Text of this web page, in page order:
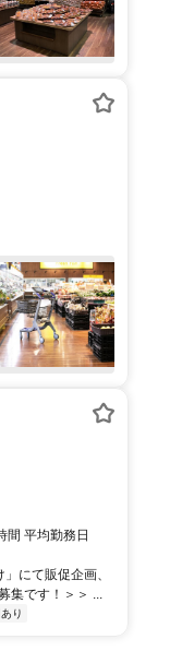
間 平均勤務日
にて販促企画、
集です！＞＞ ...
り